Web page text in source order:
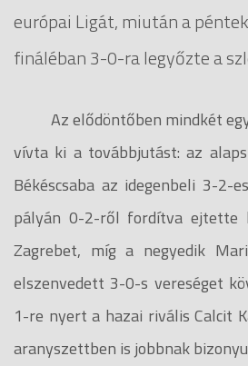
európai Ligát, miután a
fináléban 3-0-ra legyőzte a
Az elődöntőben mindkét
vívta ki a továbbjutást: az
Békéscsaba az idegenbeli 3-2-
pályán 0-2-ről fordítva ejtette
Zagrebet, míg a negyedik
elszenvedett 3-0-s vereséget
1-re nyert a hazai rivális Calcit
aranyszettben is jobbnak